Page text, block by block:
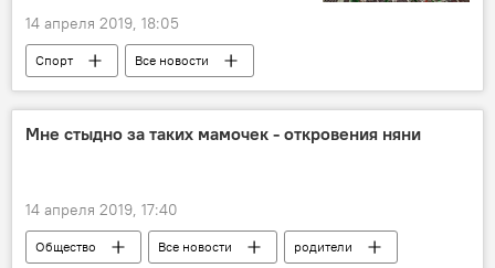
14 апреля 2019, 18:05
Спорт
Все новости
Таджикистан: свежие новости спорта
футбол
Мне стыдно за таких мамочек - откровения няни
14 апреля 2019, 17:40
Общество Все новости родители